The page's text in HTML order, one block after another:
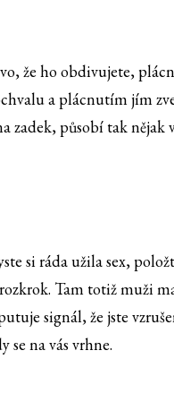
že ho obdivujete,
a plácnutím jím
zadek, působí tak
si ráda užila sex,
Tam totiž muži
signál, že jste
se na vás vrhne.